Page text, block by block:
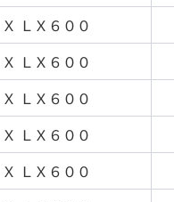
ＬＸ６００
ＬＸ６００
ＬＸ６００
ＬＸ６００
ＬＸ６００